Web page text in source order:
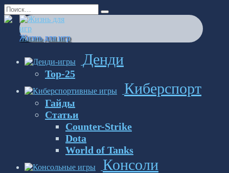
Перейти
к
содержанию
Search
for:
Жизнь для игр
Денди
Top-25
Киберспорт
Гайды
Статьи
Counter-Strike
Dota
World of Tanks
Консоли